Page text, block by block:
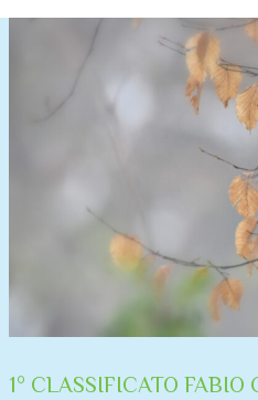
1° CLASSIFICATO FABIO